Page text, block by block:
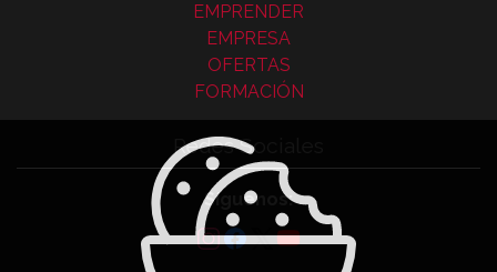
EMPRENDER
EMPRESA
OFERTAS
FORMACIÓN
Redes Sociales
Síguenos: